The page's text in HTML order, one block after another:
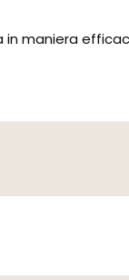
maniera